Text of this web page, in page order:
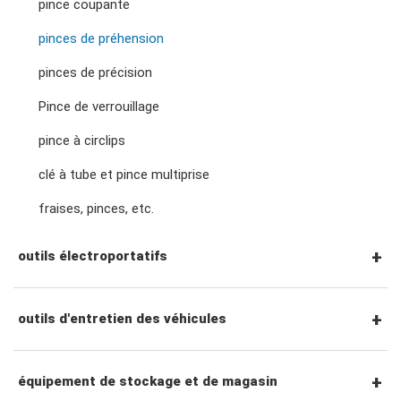
clés à molette et pinces
Accessoires entraînement 3/4"
Douilles à chocs à prise 3/4"
accessoires de prise
tournevis hexagonaux
tournevis torx
pince coupante
pinces de préhension
pinces de précision
Pince de verrouillage
pince à circlips
clé à tube et pince multiprise
fraises, pinces, etc.
outils électroportatifs
outils pneumatiques
accessoires pour outils électriques
outils d'entretien des véhicules
outils de service général
équipement de stockage et de magasin